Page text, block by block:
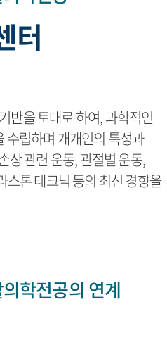
터
반을 토대로 하여, 과학적인
수립하며 개개인의 특성과
상 관련 운동, 관절별 운동,
스톤 테크닉 등의 최신 경향을
학전공의 연계